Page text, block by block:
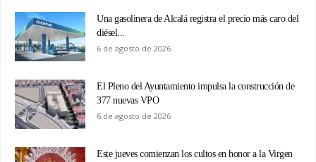
Una gasolinera de Alcalá registra el precio más caro del
diésel...
6 de agosto de 2026
El Pleno del Ayuntamiento impulsa la construcción de
377 nuevas VPO
6 de agosto de 2026
Este jueves comienzan los cultos en honor a la Virgen